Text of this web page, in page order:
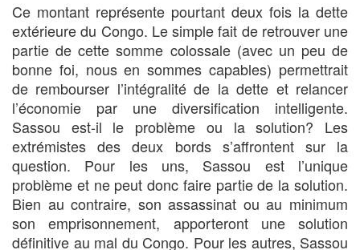
Ce montant représente pourtant deux fois la dette
extérieure du Congo. Le simple fait de retrouver une
partie de cette somme colossale (avec un peu de
bonne foi, nous en sommes capables) permettrait
de rembourser l’intégralité de la dette et relancer
l’économie par une diversification intelligente.
Sassou est-il le problème ou la solution? Les
extrémistes des deux bords s’affrontent sur la
question. Pour les uns, Sassou est l’unique
problème et ne peut donc faire partie de la solution.
Bien au contraire, son assassinat ou au minimum
son emprisonnement, apporteront une solution
définitive au mal du Congo. Pour les autres, Sassou